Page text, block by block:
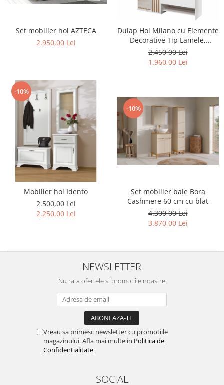
Sezlong living
Set mobilier hol AZTECA
2.950,00 Lei
Dulap Hol Milano cu Elemente
Decorative Tip Lamele,
140x40x200 cm, Stejar
Wotan/Alb
2.450,00 Lei
1.960,00 Lei
-10%
Mobilier hol Idento
2.500,00 Lei
2.250,00 Lei
-10%
Set mobilier baie Bora
Cashmere 60 cm cu blat
4.300,00 Lei
3.870,00 Lei
NEWSLETTER
Nu rata ofertele si promotiile noastre
Vreau sa primesc newsletter cu promotiile
magazinului. Afla mai multe in Politica de
Confidentialitate
SOCIAL